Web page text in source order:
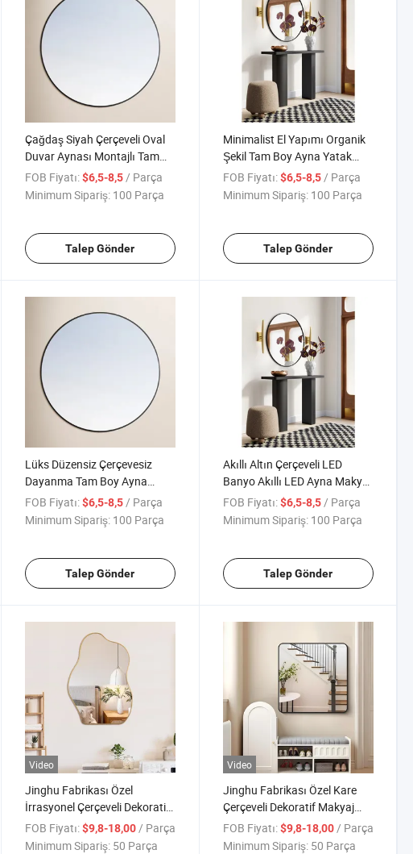
Çağdaş Siyah Çerçeveli Oval
Duvar Aynası Montajlı Tam
Boy Aynası
FOB Fiyatı: $6,5-8,5/ Parça
Minimum Sipariş: 100 Parça
Talep Gönder
Minimalist El Yapımı Organik
Şekil Tam Boy Ayna Yatak
Odası Giyinme Odası için
FOB Fiyatı: $6,5-8,5/ Parça
Minimum Sipariş: 100 Parça
Talep Gönder
Lüks Düzensiz Çerçevesiz
Dayanma Tam Boy Ayna
Yatak Odası Banyo Makyaj
Masası için
FOB Fiyatı: $6,5-8,5/ Parça
Minimum Sipariş: 100 Parça
Talep Gönder
Akıllı Altın Çerçeveli LED
Banyo Akıllı LED Ayna Makyaj
için
FOB Fiyatı: $6,5-8,5/ Parça
Minimum Sipariş: 100 Parça
Talep Gönder
Video
Jinghu Fabrikası Özel
İrrasyonel Çerçeveli Dekoratif
Makyaj Kozmetik Mobilyası
Duvar Banyo Vanity Aynası
FOB Fiyatı: $9,8-18,00 / Parça
Minimum Sipariş: 50 Parça
Video
Jinghu Fabrikası Özel Kare
Çerçeveli Dekoratif Makyaj
Kozmetik Mobilyası Duvar
Banyo Vanity Aynası
FOB Fiyatı: $9,8-18,00 / Parça
Minimum Sipariş: 50 Parça